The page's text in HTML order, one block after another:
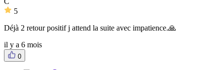
5
Déjà 2 retour positif j attend la suite avec impatience.🙏
il y a 6 mois
0